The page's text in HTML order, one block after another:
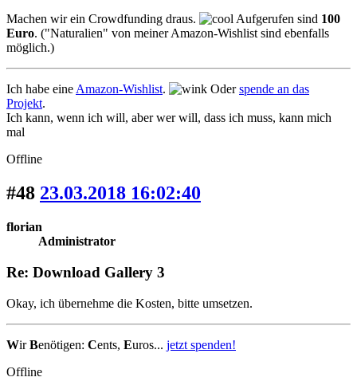
Machen wir ein Crowdfunding draus. Aufgerufen sind 100
Euro. ("Naturalien" von meiner Amazon-Wishlist sind ebenfalls
möglich.)
Ich habe eine Amazon-Wishlist. Oderspende an das
Projekt.
Ich kann, wenn ich will, aber wer will, dass ich muss, kann mich
mal
Offline
#48 23.03.2018 16:02:40
florian
Administrator
Re: Download Gallery 3
Okay, ich übernehme die Kosten, bitte umsetzen.
WirBenötigen: Cents, Euros... jetzt spenden!
Offline